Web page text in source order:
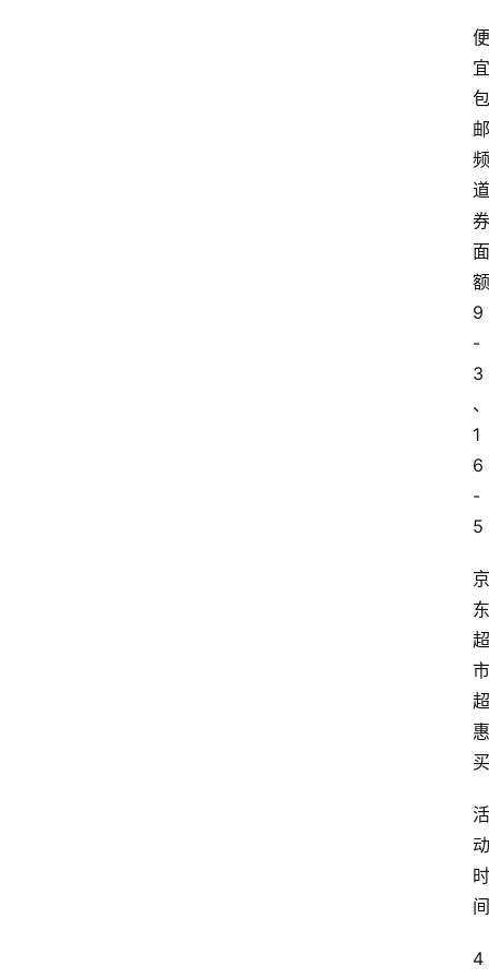
便
宜
包
邮
频
道
券
面
额
9
-
3
、
1
6
-
5
京
东
超
市
超
惠
买
活
动
时
间
4